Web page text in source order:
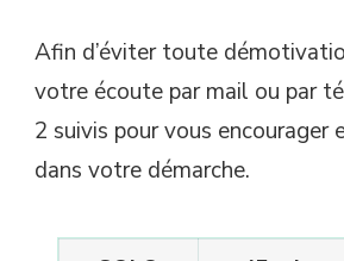
Afin d’éviter toute
votre écoute par mail ou par
2 suivis pour vous encourager
dans votre démarche.